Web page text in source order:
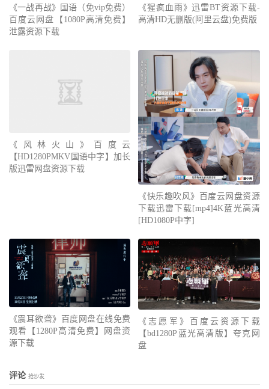
《一战再战》国语（免vip免费）
百度云网盘【1080P高清免费】
泄露资源下载
《猩疯血雨》迅雷BT资源下载-
高清HD无删版(阿里云盘)免费版
《风林火山》百度云
【HD1280PMKV国语中字】加长
版迅雷网盘资源下载
《快乐趣吹风》百度云网盘资源
下载迅雷下载[mp4]4K蓝光高清
[HD1080P中字]
《震耳欲聋》百度网盘在线免费
观看【1280P高清免费】网盘资
源下载
《志愿军》百度云资源下载
【bd1280P蓝光高清版】夸克网
盘
评论 抢沙发